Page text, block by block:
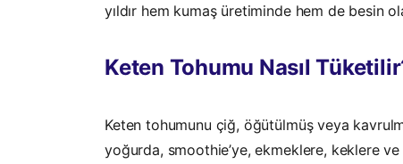
yıldır hem kumaş üretiminde hem de besin
Keten Tohumu Nasıl
Keten tohumunu çiğ, öğütülmüş veya
yoğurda, smoothie’ye, ekmeklere, keklere